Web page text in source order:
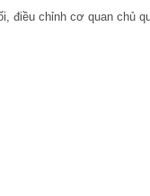
điều chỉnh cơ quan chủ